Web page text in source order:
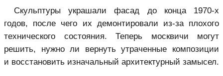
Скульптуры украшали фасад до конца 1970‑х
годов, после чего их демонтировали из-за плохого
технического состояния. Теперь москвичи могут
решить, нужно ли вернуть утраченные композиции
и восстановить изначальный архитектурный замысел.